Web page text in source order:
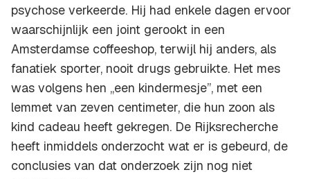
psychose verkeerde. Hij had enkele dagen ervoor
waarschijnlijk een joint gerookt in een
Amsterdamse coffeeshop, terwijl hij anders, als
fanatiek sporter, nooit drugs gebruikte. Het mes
was volgens hen ,,een kindermesje”, met een
lemmet van zeven centimeter, die hun zoon als
kind cadeau heeft gekregen. De Rijksrecherche
heeft inmiddels onderzocht wat er is gebeurd, de
conclusies van dat onderzoek zijn nog niet